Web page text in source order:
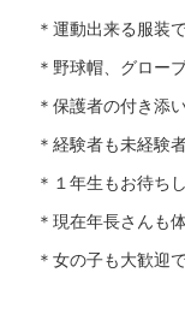
＊運動出来る服装
＊野球帽、グロー
＊保護者の付き添
＊経験者も未経験
＊１年生もお待ち
＊現在年長さんも
＊女の子も大歓迎